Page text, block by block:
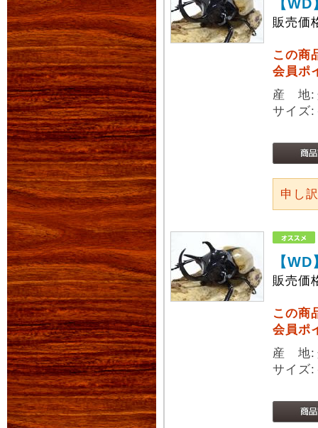
【
販売価
この商
会員ポ
産 地:
サイズ
申し
【
販売価
この商
会員ポ
産 地:
サイズ